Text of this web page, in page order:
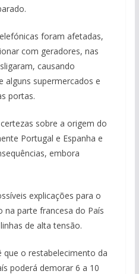
foram afetadas,
com geradores, nas
causando
alguns supermercados e
portas.
sobre a origem do
Portugal e Espanha e
embora
explicações para o
na parte francesa do País
de alta tensão.
que o restabelecimento da
poderá demorar 6 a 10